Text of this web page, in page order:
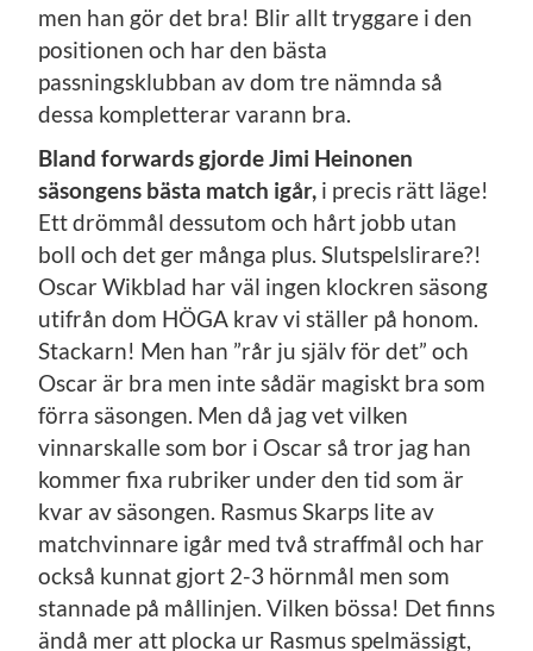
men han gör det bra! Blir allt tryggare i den
positionen och har den bästa
passningsklubban av dom tre nämnda så
dessa kompletterar varann bra.
Bland forwards gjorde Jimi Heinonen
säsongens bästa match igår, i precis rätt läge!
Ett drömmål dessutom och hårt jobb utan
boll och det ger många plus. Slutspelslirare?!
Oscar Wikblad har väl ingen klockren säsong
utifrån dom HÖGA krav vi ställer på honom.
Stackarn! Men han ”rår ju själv för det” och
Oscar är bra men inte sådär magiskt bra som
förra säsongen. Men då jag vet vilken
vinnarskalle som bor i Oscar så tror jag han
kommer fixa rubriker under den tid som är
kvar av säsongen. Rasmus Skarps lite av
matchvinnare igår med två straffmål och har
också kunnat gjort 2-3 hörnmål men som
stannade på mållinjen. Vilken bössa! Det finns
ändå mer att plocka ur Rasmus spelmässigt,